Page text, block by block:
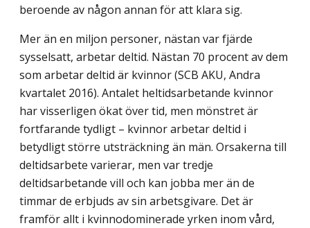
beroende av någon annan för att klara sig.
Mer än en miljon personer, nästan var fjärde
sysselsatt, arbetar deltid. Nästan 70 procent av dem
som arbetar deltid är kvinnor (SCB AKU, Andra
kvartalet 2016). Antalet heltidsarbetande kvinnor
har visserligen ökat över tid, men mönstret är
fortfarande tydligt – kvinnor arbetar deltid i
betydligt större utsträckning än män. Orsakerna till
deltidsarbete varierar, men var tredje
deltidsarbetande vill och kan jobba mer än de
timmar de erbjuds av sin arbetsgivare. Det är
framför allt i kvinnodominerade yrken inom vård,